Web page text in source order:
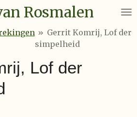
Rosmalen
» Gerrit Komrij, Lof der
simpelheid
Lof der